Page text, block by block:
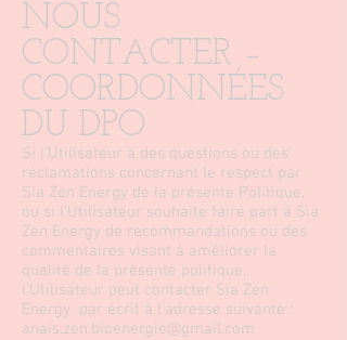
NOUS
CONTACTER –
COORDONNÉES
DU DPO
Si l’Utilisateur a des questions ou des
réclamations concernant le respect par
Sia Zen Energy de la présente Politique,
ou si l’Utilisateur souhaite faire part à Sia
Zen Energy de recommandations ou des
commentaires visant à améliorer la
qualité de la présente politique,
l’Utilisateur peut contacter Sia Zen
Energy par écrit à l’adresse suivante :
anais.zen.bioenergie@gmail.com